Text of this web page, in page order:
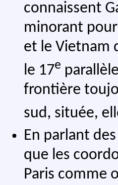
connaissent
minorant
et le Vietnam
le 17e
frontière
sud, située,
En parlant
que les
Paris comme